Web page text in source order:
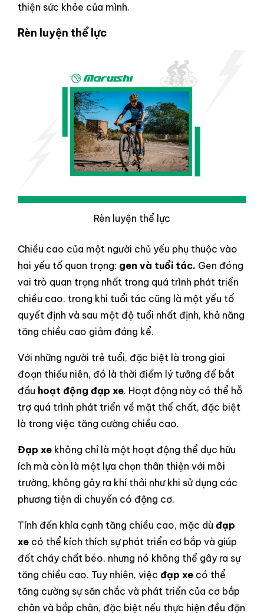
thiện sức khỏe của mình.
Rèn luyện thể lực
Rèn luyện thể lực
Chiều cao của một người chủ yếu phụ thuộc vào
hai yếu tố quan trọng: gen và tuổi tác. Gen đóng
vai trò quan trọng nhất trong quá trình phát triển
chiều cao, trong khi tuổi tác cũng là một yếu tố
quyết định và sau một độ tuổi nhất định, khả năng
tăng chiều cao giảm đáng kể.
Với những người trẻ tuổi, đặc biệt là trong giai
đoạn thiếu niên, đó là thời điểm lý tưởng để bắt
đầu hoạt động đạp xe. Hoạt động này có thể hỗ
trợ quá trình phát triển về mặt thể chất, đặc biệt
là trong việc tăng cường chiều cao.
Đạp xe không chỉ là một hoạt động thể dục hữu
ích mà còn là một lựa chọn thân thiện với môi
trường, không gây ra khí thải như khi sử dụng các
phương tiện di chuyển có động cơ.
Tính đến khía cạnh tăng chiều cao, mặc dù đạp
xe có thể kích thích sự phát triển cơ bắp và giúp
đốt cháy chất béo, nhưng nó không thể gây ra sự
tăng chiều cao. Tuy nhiên, việc đạp xe có thể
tăng cường sự săn chắc và phát triển của cơ bắp
chân và bắp chân, đặc biệt nếu thực hiện đều đặn